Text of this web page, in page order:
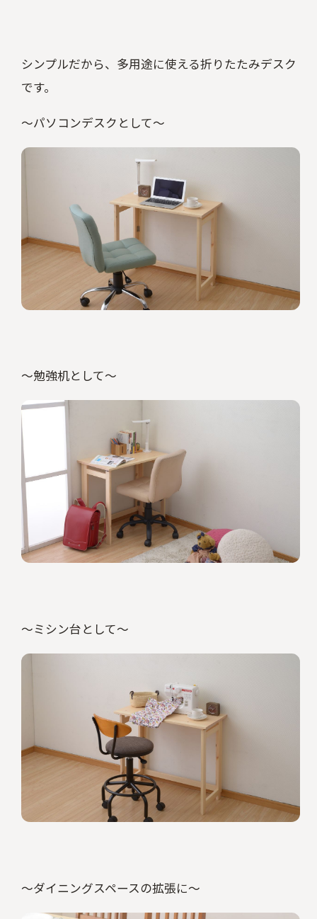
シンプルだから、多用途に使える折りたたみデスク
です。
～パソコンデスクとして～
～勉強机として～
～ミシン台として～
～ダイニングスペースの拡張に～